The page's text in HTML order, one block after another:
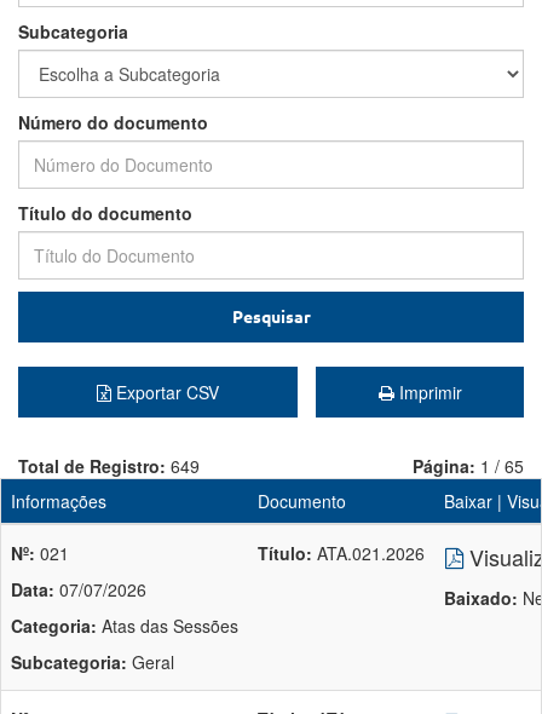
Subcategoria
Número do documento
Título do documento
Pesquisar
Exportar CSV Imprimir
Total de Registro: 649 Página: 1 / 65
Informações
Documento Baixar |
Nº: 021
Data: 07/07/2026
Categoria: Atas das Sessões
Subcategoria: Geral
Título: ATA.021.2026
Baixado: